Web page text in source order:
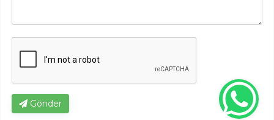
Gönder